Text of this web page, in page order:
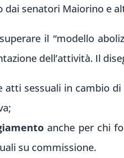
senatori Maiorino e
il “modello
dell’attività. Il
atti sessuali in cambio
anche per chi
su commissione.